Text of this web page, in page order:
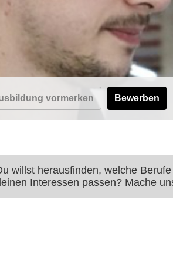
vormerken Bewerben
willst herausfinden, welche
Interessen passen? Mache